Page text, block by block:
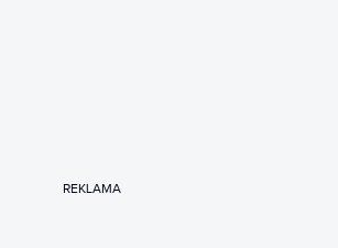
REKLAMA